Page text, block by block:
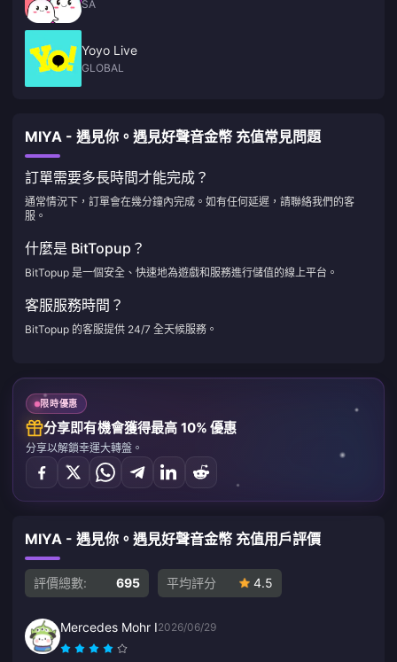
SA
Yoyo Live
GLOBAL
MIYA - 遇見你。遇見好聲音金幣 充值常見問題
訂單需要多長時間才能完成？
通常情況下，訂單會在幾分鐘內完成。如有任何延遲，請聯絡我們的客
服。
什麼是 BitTopup？
BitTopup 是一個安全、快速地為遊戲和服務進行儲值的線上平台。
客服服務時間？
BitTopup 的客服提供 24/7 全天候服務。
限時優惠
分享即有機會獲得最高 10% 優惠
分享以解鎖幸運大轉盤。
MIYA - 遇見你。遇見好聲音金幣 充值用戶評價
評價總數: 695 平均評分 4.5
Mercedes Mohr I2026/06/29